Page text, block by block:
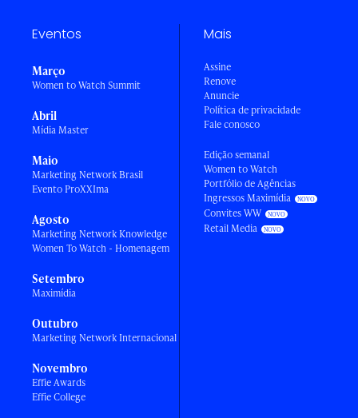
Eventos
Março
Women to Watch Summit
Abril
Mídia Master
Maio
Marketing Network Brasil
Evento ProXXIma
Agosto
Marketing Network Knowledge
Women To Watch - Homenagem
Setembro
Maximídia
Outubro
Marketing Network Internacional
Novembro
Effie Awards
Effie College
Mais
Assine
Renove
Anuncie
Política de privacidade
Fale conosco
Edição semanal
Women to Watch
Portfólio de Agências
Ingressos Maximídia
Convites WW
Retail Media